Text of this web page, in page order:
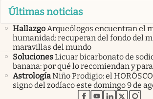
Últimas noticias
HallazgoArqueólogos encuentran el
humanidad: recuperan del fondo del
maravillas del mundo
SolucionesLicuar bicarbonato de
banana: por qué lo recomiendan y
AstrologíaNiño Prodigio: el
signo del zodíaco este domingo 9 de
abre en nueva
abre en nueva
abre en
abre